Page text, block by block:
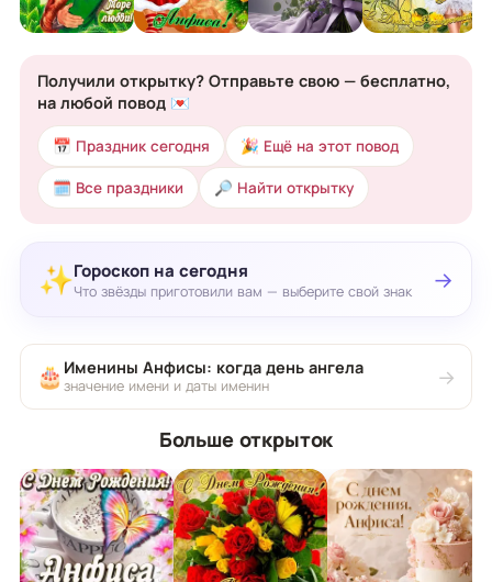
Получили открытку? Отправьте свою — бесплатно,
на любой повод 💌
📅 Праздник сегодня 🎉 Ещё на этот повод
🗓 Все праздники 🔎 Найти открытку
✨Гороскоп на сегодня
Что звёзды приготовили вам — выберите свой знак →
🎂 Именины Анфисы: когда день ангела
значение имени и даты именин →
Больше открыток